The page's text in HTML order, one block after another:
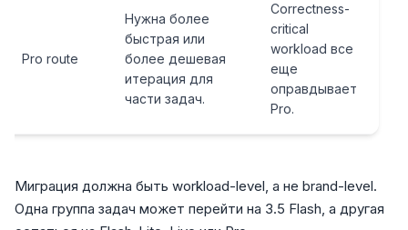
Pro route
Нужна более
быстрая или
более дешевая
итерация для
части задач.
Correctness-
critical
workload все
еще
оправдывает
Pro.
Миграция должна быть workload-level, а не brand-level.
Одна группа задач может перейти на 3.5 Flash, а другая